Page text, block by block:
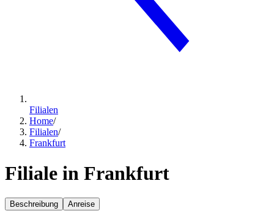
Filialen
Home/
Filialen/
Frankfurt
Filiale in Frankfurt
Beschreibung Anreise